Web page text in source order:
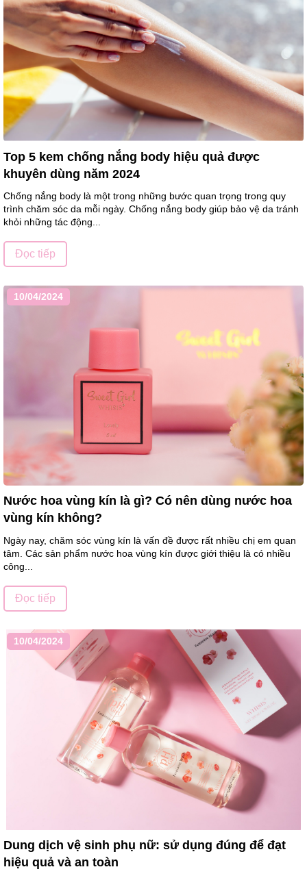
Top 5 kem chống nắng body hiệu quả được
khuyên dùng năm 2024
Chống nắng body là một trong những bước quan trọng trong quy
trình chăm sóc da mỗi ngày. Chống nắng body giúp bảo vệ da tránh
khỏi những tác động...
Đọc tiếp
10/04/2024
Nước hoa vùng kín là gì? Có nên dùng nước hoa
vùng kín không?
Ngày nay, chăm sóc vùng kín là vấn đề được rất nhiều chị em quan
tâm. Các sản phẩm nước hoa vùng kín được giới thiệu là có nhiều
công...
Đọc tiếp
10/04/2024
Dung dịch vệ sinh phụ nữ: sử dụng đúng để đạt
hiệu quả và an toàn